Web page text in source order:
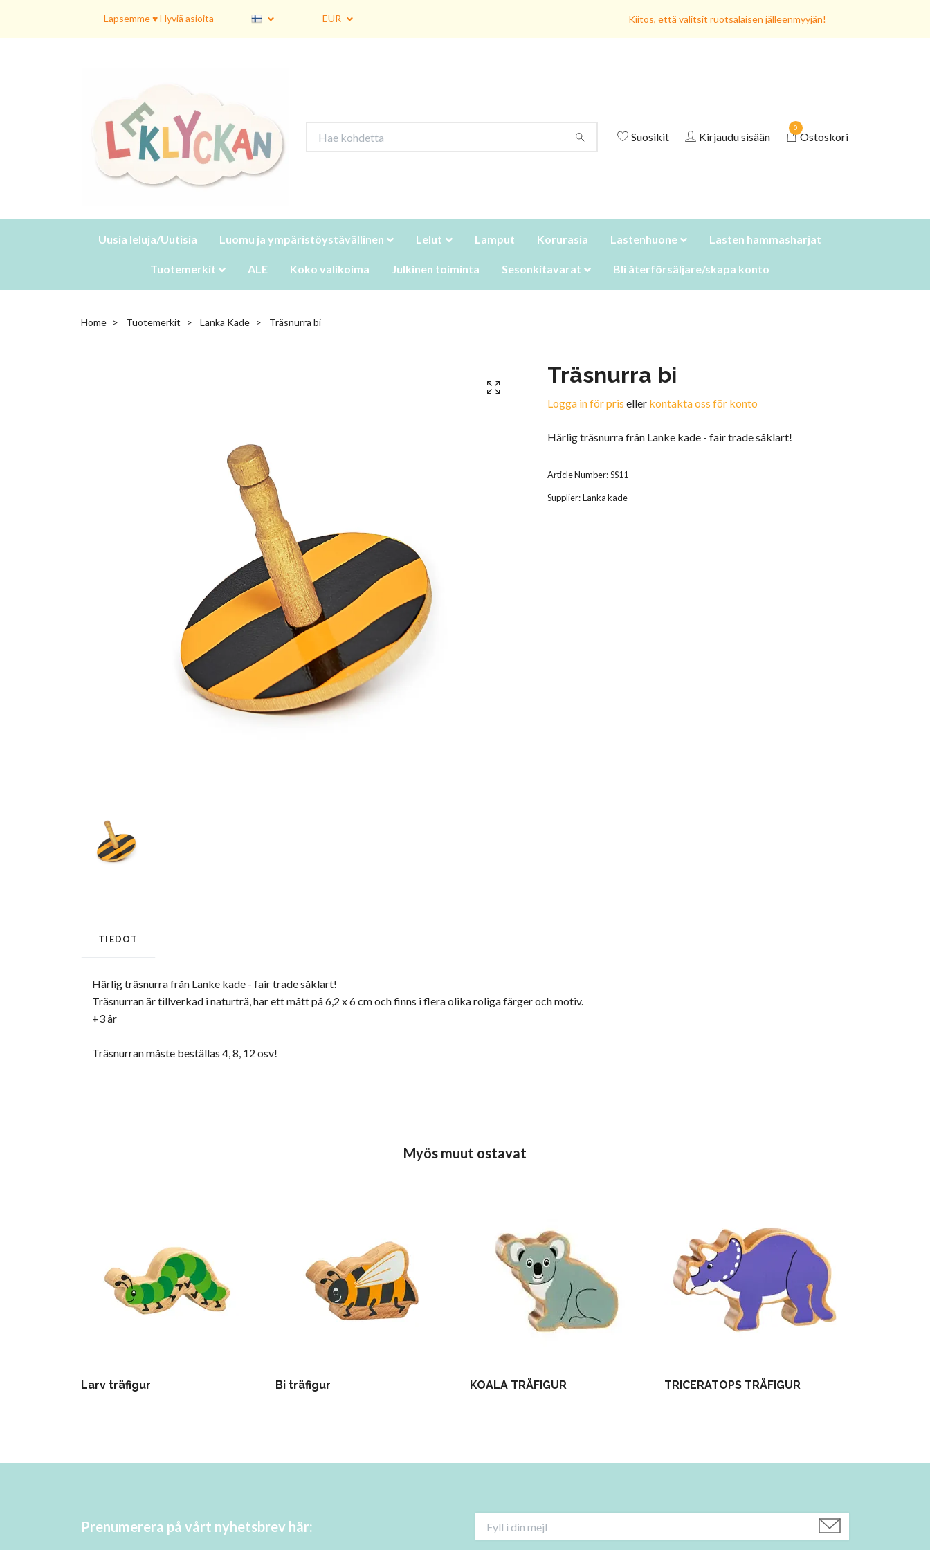
Lapsemme ♥ Hyviä asioita EUR Kiitos, että valitsit ruotsalaisen jälleenmyyjän!
Suosikit Kirjaudu sisään
0
Ostoskori
Uusia leluja/Uutisia Luomu ja ympäristöystävällinen Lelut Lamput Korurasia Lastenhuone Lasten hammasharjat
Tuotemerkit ALE Koko valikoima Julkinen toiminta Sesonkitavarat Bli återförsäljare/skapa konto
Home Tuotemerkit Lanka Kade Träsnurra bi
Träsnurra bi
Logga in för pris eller kontakta oss för konto
Härlig träsnurra från Lanke kade - fair trade såklart!
Article Number:SS11
Supplier:Lanka kade
TIEDOT
Härlig träsnurra från Lanke kade - fair trade såklart!
Träsnurran är tillverkad i naturträ, har ett mått på 6,2 x 6 cm och finns i flera olika roliga färger och motiv.
+3 år
Träsnurran måste beställas 4, 8, 12 osv!
Larv träfigur Bi träfigur KOALA TRÄFIGUR TRICERATOPS TRÄFIGUR
Prenumerera på vårt nyhetsbrev här: